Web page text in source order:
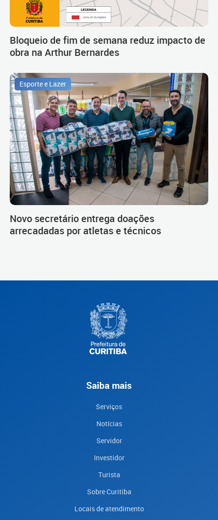
Bloqueio de fim de semana reduz impacto de
obra na Arthur Bernardes
Esporte e Lazer
Novo secretário entrega doações
arrecadadas por atletas e técnicos
Saiba mais
Serviços
Notícias
Servidor
Investidor
Turista
Sobre Curitiba
Locais de atendimento